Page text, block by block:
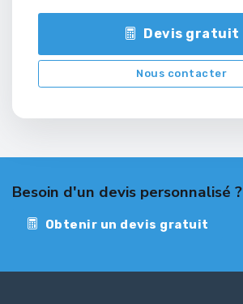
Devis gratuit
Nous contacter
Besoin d'un devis personnalisé ?
Obtenir un devis gratuit